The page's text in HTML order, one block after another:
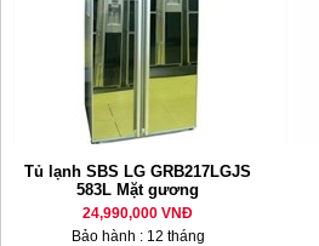
Tủ lạnh SBS LG GRB217LGJS
583L Mặt gương
24,990,000 VNĐ
Bảo hành : 12 tháng